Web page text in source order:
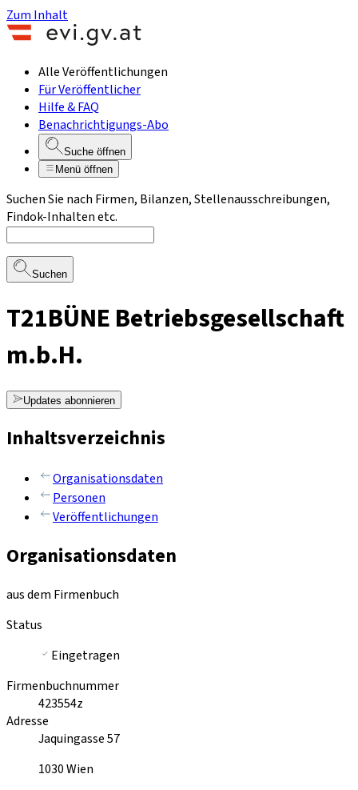
Zum Inhalt
Alle Veröffentlichungen
Für Veröffentlicher
Hilfe & FAQ
Benachrichtigungs-Abo
Suche öffnen
Menü öffnen
Suchen Sie nach Firmen, Bilanzen, Stellenausschreibungen,
Findok-Inhalten etc.
Suchen
T21BÜNE Betriebsgesellschaft
m.b.H.
Updates abonnieren
Inhaltsverzeichnis
Organisationsdaten
Personen
Veröffentlichungen
Organisationsdaten
aus dem Firmenbuch
Status
Eingetragen
Firmenbuchnummer
423554z
Adresse
Jaquingasse 57
1030Wien